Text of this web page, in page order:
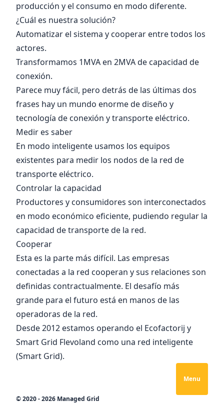
Menu
producción y el consumo en modo diferente.
¿Cuál es nuestra solución?
Automatizar el sistema y cooperar entre todos los
actores.
Transformamos 1MVA en 2MVA de capacidad de
conexión.
Parece muy fácil, pero detrás de las últimas dos
frases hay un mundo enorme de diseño y
tecnología de conexión y transporte eléctrico.
Medir es saber
En modo inteligente usamos los equipos
existentes para medir los nodos de la red de
transporte eléctrico.
Controlar la capacidad
Productores y consumidores son interconectados
en modo económico eficiente, pudiendo regular la
capacidad de transporte de la red.
Cooperar
Esta es la parte más difícil. Las empresas
conectadas a la red cooperan y sus relaciones son
definidas contractualmente. El desafío más
grande para el futuro está en manos de las
operadoras de la red.
Desde 2012 estamos operando el Ecofactorij y
Smart Grid Flevoland como una red inteligente
(Smart Grid).
© 2020 - 2026 Managed Grid